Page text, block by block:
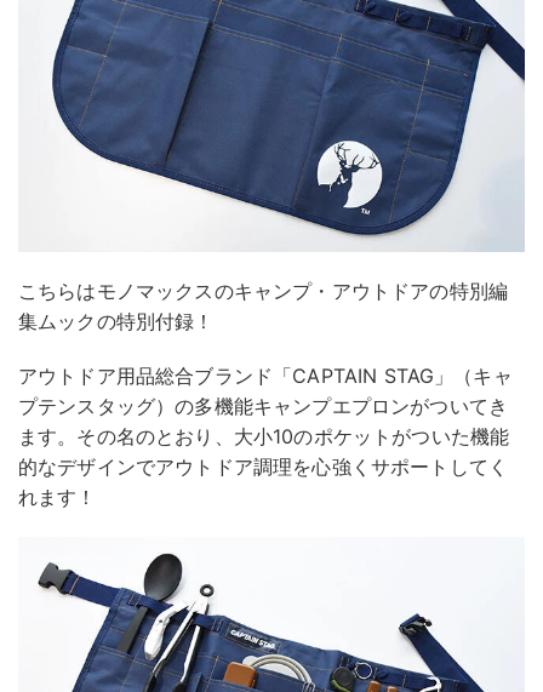
こちらはモノマックスのキャンプ・アウトドアの特別編
集ムックの特別付録！
アウトドア用品総合ブランド「CAPTAIN STAG」（キャ
プテンスタッグ）の多機能キャンプエプロンがついてき
ます。その名のとおり、大小10のポケットがついた機能
的なデザインでアウトドア調理を心強くサポートしてく
れます！